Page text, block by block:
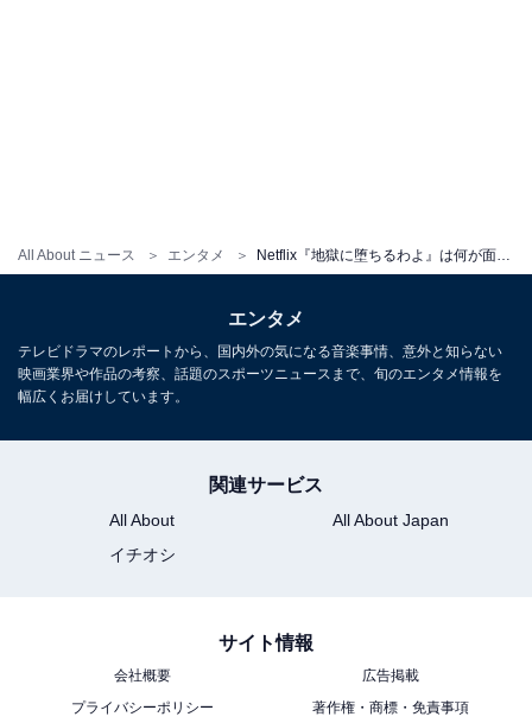
All About ニュース エンタメ
細木数子 魔女の履歴書 新装版 (講談社文庫)
女傑「細木数子」の人生を知れる
エンタメ
テレビドラマのレポートから、国内外の気になる音楽事情、意外と知らない
映画業界や作品の考察、話題のスポーツニュースまで、旬のエンタメ情報を
幅広くお届けしています。
関連サービス
All About
All About Japan
イチオシ
サイト情報
会社概要
広告掲載
プライバシーポリシー
著作権・商標・免責事項